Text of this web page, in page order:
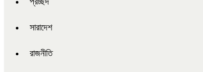
সারাদেশ
রাজনীতি